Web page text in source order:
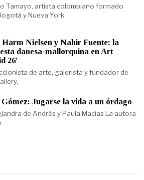
Tamayo, artista colombiano formado
y Nueva York
Nielsen y Nahir Fuente: la
danesa-mallorquina en Art
26′
de arte, galerista y fundador de
Jugarse la vida a un órdago
de Andrés y Paula Macías La autora